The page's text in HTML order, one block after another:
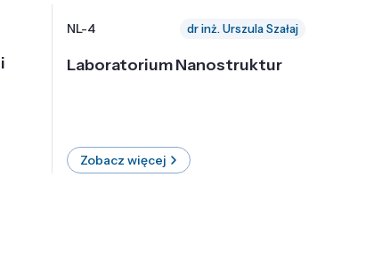
NL-4 dr inż. Urszula Szałaj
Laboratorium Nanostruktur
Zobacz więcej